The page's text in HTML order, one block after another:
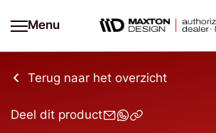
Menu
Terug naar het overzicht
Deel dit product